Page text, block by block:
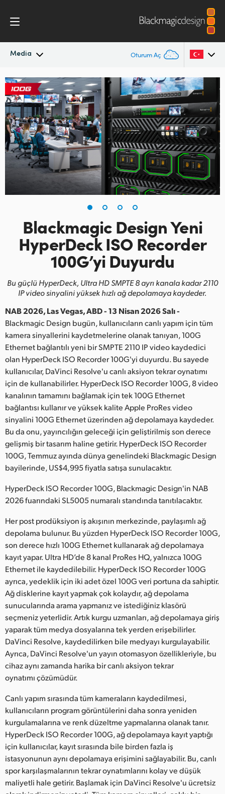
Media Oturum Aç
En Son Haberler
Haber Arşivi
Basın Resimleri
Argentina
Australia
Austria
Brazil
Canada
Finland
France
Hong Kong SAR, China
India
Italy
Japan
Korea
Mexico
Malaysia
New Zealand
Norway
Portugal
Singapore
South Africa
Spain
Sweden
Chinese Taipei
Turkey
Ukraine
United Kingdom
United States
Blackmagic Design Yeni
HyperDeck ISO Recorder
100G’yi Duyurdu
Bu güçlü HyperDeck, Ultra HD SMPTE 8 ayrı kanalakadar 2110
IP video sinyalini yüksek hızlı ağ depolamaya kaydeder.
NAB 2026, Las Vegas, ABD - 13 Nisan 2026 Salı -
Blackmagic Design bugün, kullanıcıların canlı yapım için tüm
kamera sinyallerini kaydetmelerine olanak tanıyan, 100G
Ethernet bağlantılı yeni bir SMPTE 2110 IP video kaydedici
olan HyperDeck ISO Recorder 100G'yi duyurdu. Bu sayede
kullanıcılar, DaVinci Resolve'u canlı aksiyon tekrar oynatımı
için de kullanabilirler. HyperDeck ISO Recorder 100G, 8 video
kanalının tamamını bağlamak için tek 100G Ethernet
bağlantısı kullanır ve yüksek kalite Apple ProRes video
sinyalini 100G Ethernet üzerinden ağ depolamaya kaydeder.
Bu da onu, yayıncılığın geleceği için geliştirilmiş son derece
gelişmiş bir tasarım haline getirir. HyperDeck ISO Recorder
100G, Temmuz ayında dünya genelindeki Blackmagic Design
bayilerinde, US$4,995 fiyatla satışa sunulacaktır.
HyperDeck ISO Recorder 100G, Blackmagic Design'in NAB
2026 fuarındaki SL5005 numaralı standında tanıtılacaktır.
Her post prodüksiyon iş akışının merkezinde, paylaşımlı ağ
depolama bulunur. Bu yüzden HyperDeck ISO Recorder 100G,
son derece hızlı 100G Ethernet kullanarak ağ depolamaya
kayıt yapar. Ultra HD’de 8 kanal ProRes HQ, yalnızca 100G
Ethernet ile kaydedilebilir. HyperDeck ISO Recorder 100G
ayrıca, yedeklik için iki adet özel 100G veri portuna da sahiptir.
Ağ disklerine kayıt yapmak çok kolaydır, ağ depolama
sunucularında arama yapmanız ve istediğiniz klasörü
seçmeniz yeterlidir. Artık kurgu uzmanları, ağ depolamaya giriş
yaparak tüm medya dosyalarına tek yerden erişebilirler.
DaVinci Resolve, kaydedilirken bile medyayı kurgulayabilir.
Ayrıca, DaVinci Resolve'un yayın otomasyon özellikleriyle, bu
cihaz aynı zamanda harika bir canlı aksiyon tekrar
oynatımı çözümüdür.
Canlı yapım sırasında tüm kameraların kaydedilmesi,
kullanıcıların program görüntülerini daha sonra yeniden
kurgulamalarına ve renk düzeltme yapmalarına olanak tanır.
HyperDeck ISO Recorder 100G, ağ depolamaya kayıt yaptığı
için kullanıcılar, kayıt sırasında bile birden fazla iş
istasyonunun aynı depolamaya erişimini sağlayabilir. Bu, canlı
spor karşılaşmalarının tekrar oynatımlarını kolay ve düşük
maliyetli hale getirir. Başlamak için DaVinci Resolve'u ücretsiz